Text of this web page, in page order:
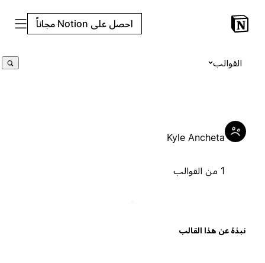
احصل على Notion مجاناً
القوالب
Kyle Ancheta
عن هذا القالب